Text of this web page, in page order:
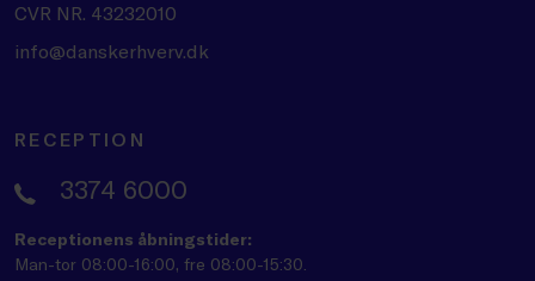
CVR NR. 43232010
info@danskerhverv.dk
RECEPTION
3374 6000
Receptionens åbningstider:
Man-tor 08:00-16:00, fre 08:00-15:30.